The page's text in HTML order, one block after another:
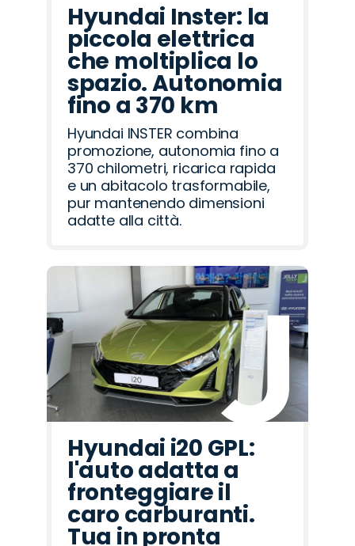
Hyundai Inster: la
piccola elettrica
che moltiplica lo
spazio. Autonomia
fino a 370 km
Hyundai INSTER combina
promozione, autonomia fino a
370 chilometri, ricarica rapida
e un abitacolo trasformabile,
pur mantenendo dimensioni
adatte alla città.
Hyundai i20 GPL:
l'auto adatta a
fronteggiare il
caro carburanti.
Tua in pronta